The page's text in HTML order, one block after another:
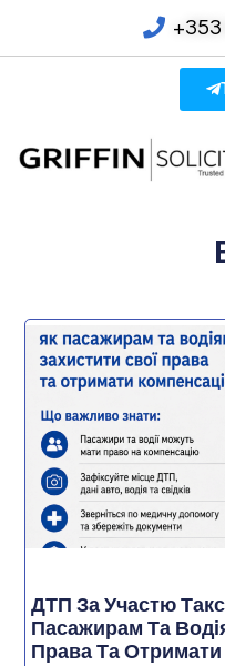
ДТП За Участю
Пасажирам Та
Права Та